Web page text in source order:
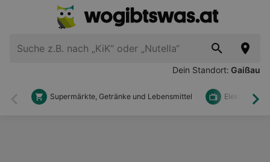
Dein Standort: Gaißau
Zurück
Supermärkte, Getränke und Lebensmittel Elektronik